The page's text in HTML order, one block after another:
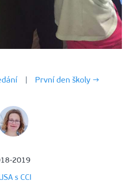
| První den školy →
2019
s CCI